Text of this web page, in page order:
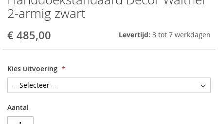
2-armig zwart
€ 485,00 Levertijd: 3 tot 7 werkdagen
Kies uitvoering
Aantal
to
the
of
gallery